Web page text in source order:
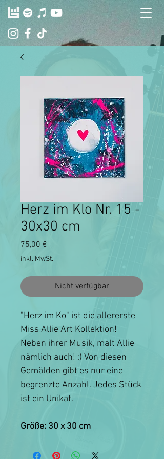
Herz im Klo Nr. 15 -
30x30 cm
75,00 €
inkl. MwSt.
Nicht verfügbar
"Herz im Ko" ist die allererste
Miss Allie Art Kollektion!
Neben ihrer Musik, malt Allie
nämlich auch! :) Von diesen
Gemälden gibt es nur eine
begrenzte Anzahl. Jedes Stück
ist ein Unikat.
Größe: 30 x 30 cm